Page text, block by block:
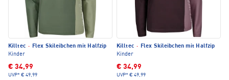
Killtec · Flex Skileibchen mit Halfzip
Kinder
€ 34,99
UVP* € 49,99
Killtec · Flex Skileibchen mit Halfzip
Kinder
€ 34,99
UVP* € 49,99